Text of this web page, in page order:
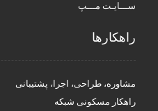
ســـایـت مـــپ
راهکار‌ها
مشاوره، طراحی، اجرا، پشتیبانی
راهکار مسکونی شبکه